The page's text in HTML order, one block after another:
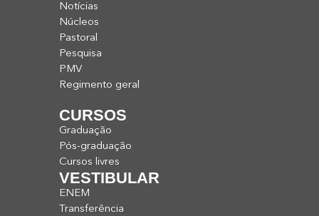
Notícias
Núcleos
Pastoral
Pesquisa
PMV
Regimento geral
CURSOS
Graduação
Pós-graduação
Cursos livres
VESTIBULAR
ENEM
Transferência